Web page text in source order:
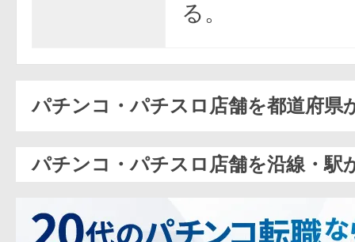
る。
パチンコ・パチスロ店舗を都道府県
パチンコ・パチスロ店舗を沿線・駅